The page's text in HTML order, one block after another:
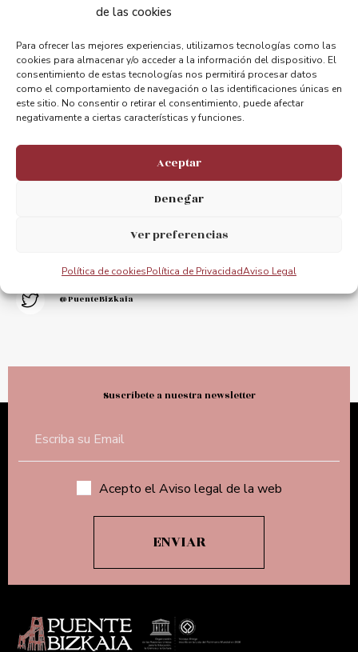
de las cookies
Para ofrecer las mejores experiencias, utilizamos tecnologías como las
cookies para almacenar y/o acceder a la información del dispositivo. El
consentimiento de estas tecnologías nos permitirá procesar datos
como el comportamiento de navegación o las identificaciones únicas en
este sitio. No consentir o retirar el consentimiento, puede afectar
negativamente a ciertas características y funciones.
Aceptar
Denegar
Ver preferencias
Política de cookiesPolítica de PrivacidadAviso Legal
Mantente conectado.
Apreciamos tu opinión
@PuenteBizkaia
Suscríbete a nuestra newsletter
Acepto el Aviso legal de la web